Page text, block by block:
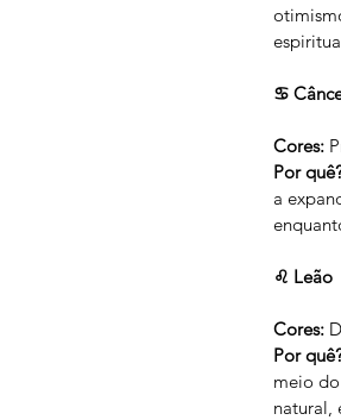
♋
Cores:
Por
a
♌ Leão
Cores:
Por
meio
natural,